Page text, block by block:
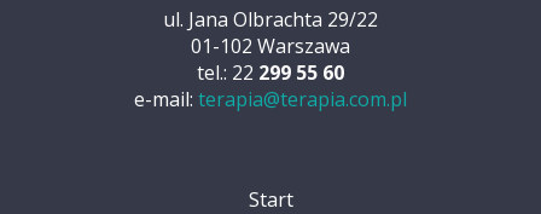
ul. Jana Olbrachta 29/22
01-102 Warszawa
tel.: 22 299 55 60
e-mail: terapia@terapia.com.pl
Start